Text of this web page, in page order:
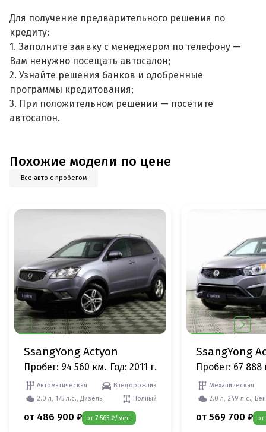
Для получение предварительного решения по
кредиту:
1. Заполните заявку с менеджером по телефону —
Вам ненужно посещать автосалон;
2. Узнайте решения банков и одобренные
программы кредитования;
3. При положительном решении — посетите
автосалон.
Похожие модели по цене
Все авто с пробегом
SsangYong Actyon
Пробег: 94 560 км. Год: 2011 г.
Автоматическая
Внедорожник
2.0 л, 175 л.с., Дизель
Полный
от 486 900 ₽ от 7 565 ₽/мес.
SsangYong
Пробег: 67 888
Механическая
2.0 л, 249 л.с.,
от 569 700 ₽